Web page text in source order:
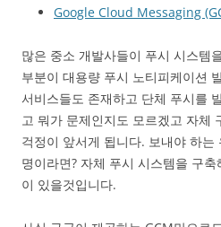
Google Cloud Messaging
많은 중소 개발사들이 푸시 시스템
부분이 대용량 푸시 노티피케이션
서비스들도 존재하고 단체 푸시를
고 뭐가 문제인지도 모르겠고 자체
걱정이 앞서게 됩니다. 보내야 하는
명이라면? 자체 푸시 시스템을 구
이 있을것입니다.